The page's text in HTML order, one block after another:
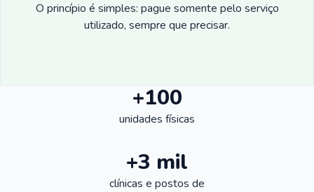
O princípio é simples: pague somente pelo serviço
utilizado, sempre que precisar.
+100
unidades físicas
+3 mil
clínicas e postos de